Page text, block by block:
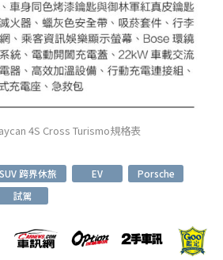
4S Cross Turismo規格表
跨界休旅 EV
Porsche
試駕